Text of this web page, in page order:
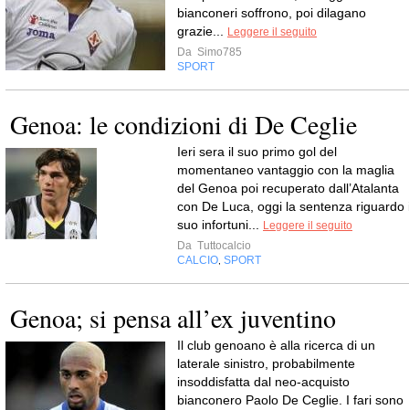
bianconeri soffrono, poi dilagano
grazie...
Leggere il seguito
Da Simo785
SPORT
Genoa: le condizioni di De Ceglie
Ieri sera il suo primo gol del
momentaneo vantaggio con la maglia
del Genoa poi recuperato dall’Atalanta
con De Luca, oggi la sentenza riguardo
suo infortuni...
Leggere il seguito
Da Tuttocalcio
CALCIO SPORT
Genoa; si pensa all’ex juventino
Il club genoano è alla ricerca di un
laterale sinistro, probabilmente
insoddisfatta dal neo-acquisto
bianconero Paolo De Ceglie. I fari sono